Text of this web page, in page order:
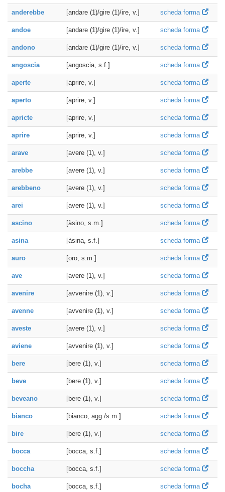
anderebbe [andare (1)/gire (1)/ire, v.] scheda forma
andoe [andare (1)/gire (1)/ire, v.] scheda forma
andono [andare (1)/gire (1)/ire, v.] scheda forma
angoscia [angoscia, s.f.] scheda forma
aperte [aprire, v.] scheda forma
aperto [aprire, v.] scheda forma
apricte [aprire, v.] scheda forma
aprire [aprire, v.] scheda forma
arave [avere (1), v.] scheda forma
arebbe [avere (1), v.] scheda forma
arebbeno [avere (1), v.] scheda forma
arei [avere (1), v.] scheda forma
ascino [àsino, s.m.] scheda forma
asina [àsina, s.f.] scheda forma
auro [oro, s.m.] scheda forma
ave [avere (1), v.] scheda forma
avenire [avvenire (1), v.] scheda forma
avenne [avvenire (1), v.] scheda forma
aveste [avere (1), v.] scheda forma
aviene [avvenire (1), v.] scheda forma
bere [bere (1), v.] scheda forma
beve [bere (1), v.] scheda forma
beveano [bere (1), v.] scheda forma
bianco [bianco, agg./s.m.] scheda forma
bire [bere (1), v.] scheda forma
bocca [bocca, s.f.] scheda forma
boccha [bocca, s.f.] scheda forma
bocha [bocca, s.f.] scheda forma